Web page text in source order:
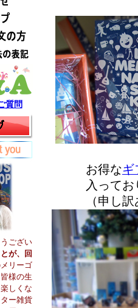
質問
ござい
が、回
リーゴ
様の生
しくな
ー雑貨
お得なギ
入って
（申し